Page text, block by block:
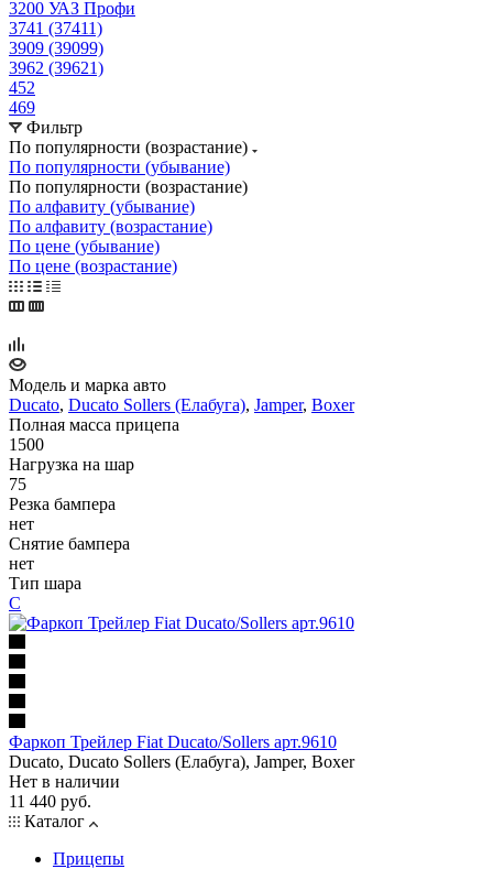
3200 УАЗ Профи
3741 (37411)
3909 (39099)
3962 (39621)
452
469
Фильтр
По популярности (возрастание)
По популярности (убывание)
По популярности (возрастание)
По алфавиту (убывание)
По алфавиту (возрастание)
По цене (убывание)
По цене (возрастание)
Модель и марка авто
Ducato, Ducato Sollers (Елабуга), Jamper, Boxer
Полная масса прицепа
1500
Нагрузка на шар
75
Резка бампера
нет
Снятие бампера
нет
Тип шара
C
Фаркоп Трейлер Fiat Ducato/Sollers арт.9610
Ducato, Ducato Sollers (Елабуга), Jamper, Boxer
Нет в наличии
11 440 руб.
Каталог
Прицепы